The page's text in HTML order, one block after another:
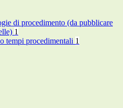
di procedimento (da pubblicare
1
tempi procedimentali 1